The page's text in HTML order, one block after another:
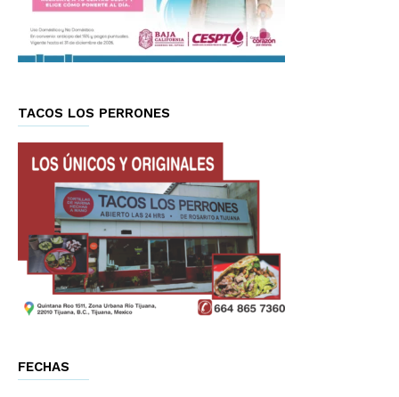
TACOS LOS PERRONES
FECHAS